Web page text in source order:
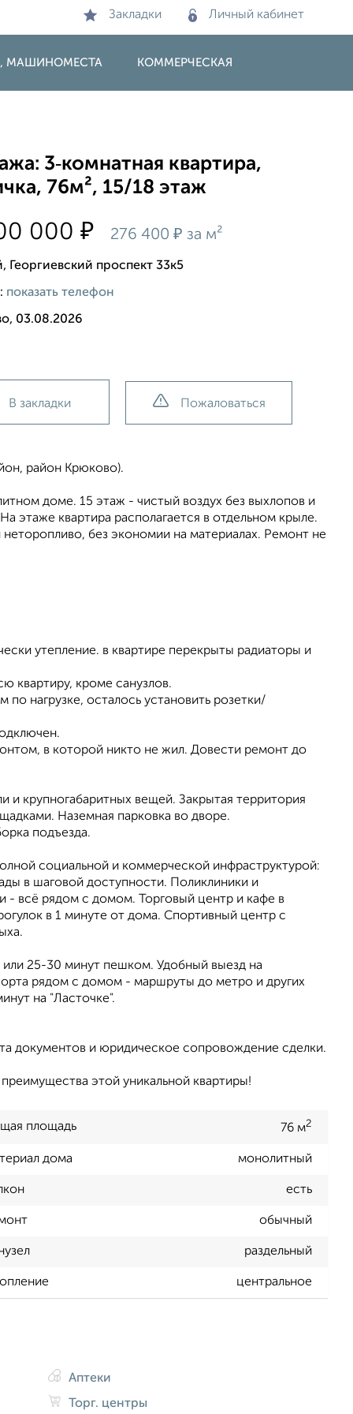
Закладки Личный кабинет
МАШИНОМЕСТА КОММЕРЧЕСКАЯ
3‑комнатная квартира,
76м², 15/18 этаж
000₽ 276 400₽ за м²
Георгиевский проспект 33к5
показать телефон
03.08.2026
В закладки Пожаловаться
район Крюково).
доме. 15 этаж - чистый воздух без выхлопов и
этаже квартира располагается в отдельном крыле.
без экономии на материалах. Ремонт не
утепление. в квартире перекрыты радиаторы и
квартиру, кроме санузлов.
нагрузке, осталось установить розетки/
в которой никто не жил. Довести ремонт до
и крупногабаритных вещей. Закрытая территория
Наземная парковка во дворе.
подъезда.
социальной и коммерческой инфраструктурой:
в шаговой доступности. Поликлиники и
- всё рядом с домом. Торговый центр и кафе в
в 1 минуте от дома. Спортивный центр с
25-30 минут пешком. Удобный выезд на
рядом с домом - маршруты до метро и других
на "Ласточке".
документов и юридическое сопровождение сделки.
этой уникальной квартиры!
площадь 76 м2
дома монолитный
есть
обычный
раздельный
центральное
Аптеки
Торг. центры